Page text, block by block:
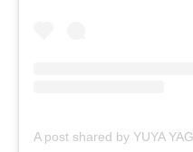
A post shared by YUYA